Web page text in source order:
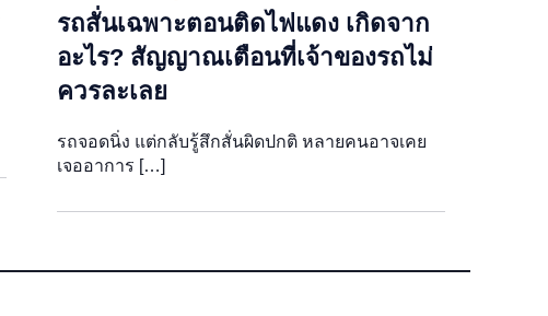
รถสั่นเฉพาะตอนติดไฟแดง เกิดจาก
อะไร? สัญญาณเตือนที่เจ้าของรถไม่
ควรละเลย
รถจอดนิ่ง แต่กลับรู้สึกสั่นผิดปกติ หลายคนอาจเคย
เจออาการ […]